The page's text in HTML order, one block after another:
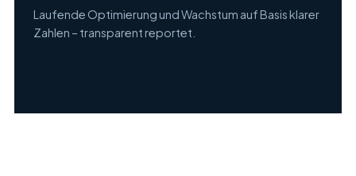
Laufende Optimierung und Wachstum auf Basis klarer
Zahlen – transparent reportet.